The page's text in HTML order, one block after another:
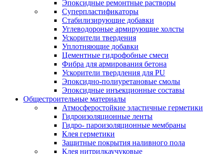
Эпоксидные ремонтные растворы
Суперпластификаторы
Стабилизирующие добавки
Углеводороные армирующие холсты
Ускорители твердения
Уплотняющие добавки
Цементные гидрофобные смеси
Фибра для армирования бетона
Ускорители твердления для PU
Эпоксидно-полиуретановые смолы
Эпоксидные инъекционные составы
Общестроительные материалы
Атмосферостойкие эластичные герметики
Гидроизоляционные ленты
Гидро- пароизоляционные мембраны
Клея герметики
Защитные покрытия наливного пола
Клея нитрилкаучуковые